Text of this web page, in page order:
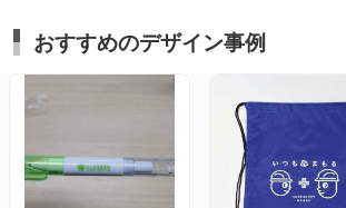
おすすめのデザイン事例